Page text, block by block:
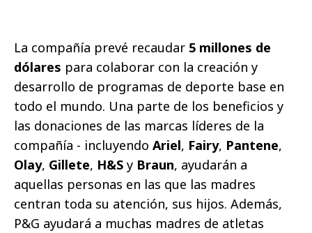
La compañía prevé recaudar 5 millones de
dólares para colaborar con la creación y
desarrollo de programas de deporte base en
todo el mundo. Una parte de los beneficios y
las donaciones de las marcas líderes de la
compañía - incluyendo Ariel, Fairy, Pantene,
Olay, Gillete, H&S y Braun, ayudarán a
aquellas personas en las que las madres
centran toda su atención, sus hijos. Además,
P&G ayudará a muchas madres de atletas